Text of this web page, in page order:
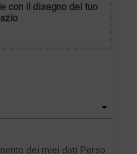
con il disegno del tuo
dei miei dati Perso